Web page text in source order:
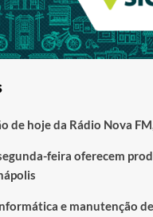
de hoje da Rádio Nova
feira oferecem
e manutenção de